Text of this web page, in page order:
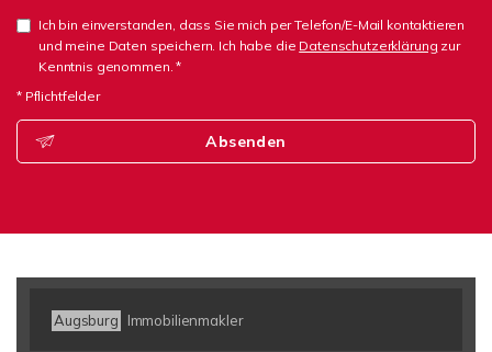
Ich bin einverstanden, dass Sie mich per Telefon/E-Mail kontaktieren
und meine Daten speichern. Ich habe die Datenschutzerklärung zur
Kenntnis genommen. *
* Pflichtfelder
Absenden
Augsburg Immobilienmakler